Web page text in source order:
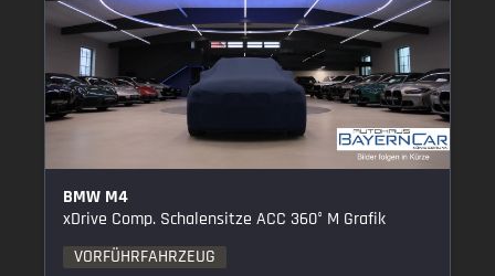
BMW M4
xDrive Comp. Schalensitze ACC 360° M Grafik
VORFÜHRFAHRZEUG